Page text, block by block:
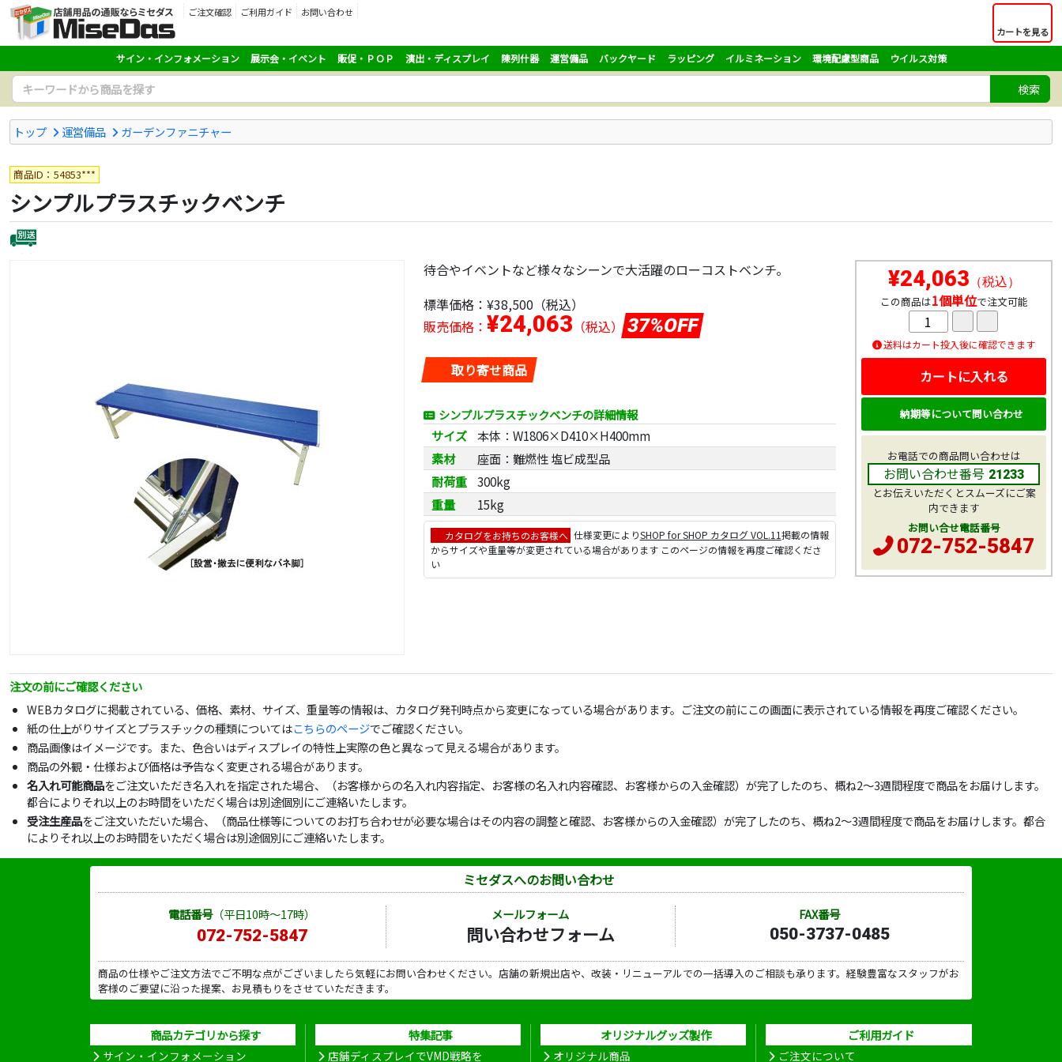
ご注文確認 ご利用ガイド
お問い合わせ
カートを見る
サイン・インフォメーション 展示会・イベント 販促・ＰＯＰ 演出・ディスプレイ 陳列什器 運営備品 バックヤード ラッピング イルミネーション 環境配慮型商品 ウイルス対策
検索
トップ 運営備品 ガーデンファニチャー
商品ID：54853***
シンプルプラスチックベンチ
待合やイベントなど様々なシーンで大活躍のローコストベンチ。
標準価格： ¥38,500 （税込）
販売価格： ¥24,063 （税込） 37%OFF
取り寄せ商品
シンプルプラスチックベンチの詳細情報
サイズ 本体：W1806×D410×H400mm
素材
座面：難燃性 塩ビ成型品
耐荷重 300kg
重量
15kg
カタログをお持ちのお客様へ 仕様変更によりSHOP for SHOP カタログ VOL.11掲載の情報
からサイズや重量等が変更されている場合があります このページの情報を再度ご確認くださ
い
¥24,063 （税込）
この商品は1個単位で注文可能
送料はカート投入後に確認できます
カートに入れる
納期等について問い合わせ
お電話での商品問い合わせは
お問い合わせ番号 21233
とお伝えいただくとスムーズにご案
内できます
お問い合せ電話番号
072-752-5847
注文の前にご確認ください
WEBカタログに掲載されている、価格、素材、サイズ、重量等の情報は、カタログ発刊時点から変更になっている場合があります。ご注文の前にこの画面に表示されている情報を再度ご確認ください。
紙の仕上がりサイズとプラスチックの種類についてはこちらのページでご確認ください。
商品画像はイメージです。また、色合いはディスプレイの特性上実際の色と異なって見える場合があります。
商品の外観・仕様および価格は予告なく変更される場合があります。
名入れ可能商品をご注文いただき名入れを指定された場合、（お客様からの名入れ内容指定、お客様の名入れ内容確認、お客様からの入金確認）が完了したのち、概ね2～3週間程度で商品をお届けします。
都合によりそれ以上のお時間をいただく場合は別途個別にご連絡いたします。
受注生産品をご注文いただいた場合、（商品仕様等についてのお打ち合わせが必要な場合はその内容の調整と確認、お客様からの入金確認）が完了したのち、概ね2～3週間程度で商品をお届けします。都合
によりそれ以上のお時間をいただく場合は別途個別にご連絡いたします。
ミセダスへのお問い合わせ
電話番号（平日10時～17時）
072-752-5847
メールフォーム
問い合わせフォーム
FAX番号
050-3737-0485
商品の仕様やご注文方法でご不明な点がございましたら気軽にお問い合わせください。店舗の新規出店や、改装・リニューアルでの一括導入のご相談も承ります。経験豊富なスタッフがお
客様のご要望に沿った提案、お見積もりをさせていただきます。
商品カテゴリから探す
サイン・インフォメーション
特集記事
店舗ディスプレイでVMD戦略を
オリジナルグッズ製作
オリジナル商品
ご利用ガイド
ご注文について